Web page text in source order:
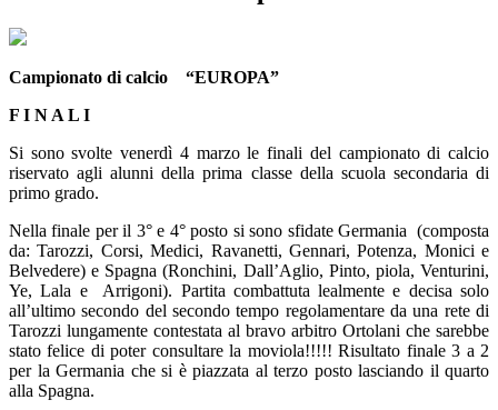
Campionato di calcio “EUROPA”
F I N A L I
Si sono svolte venerdì 4 marzo le finali del campionato di calcio
riservato agli alunni della prima classe della scuola secondaria di
primo grado.
Nella finale per il 3° e 4° posto si sono sfidate Germania (composta
da: Tarozzi, Corsi, Medici, Ravanetti, Gennari, Potenza, Monici e
Belvedere) e Spagna (Ronchini, Dall’Aglio, Pinto, piola, Venturini,
Ye, Lala e Arrigoni). Partita combattuta lealmente e decisa solo
all’ultimo secondo del secondo tempo regolamentare da una rete di
Tarozzi lungamente contestata al bravo arbitro Ortolani che sarebbe
stato felice di poter consultare la moviola!!!!! Risultato finale 3 a 2
per la Germania che si è piazzata al terzo posto lasciando il quarto
alla Spagna.